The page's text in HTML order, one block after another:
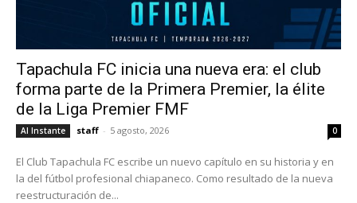
Tapachula FC inicia una nueva era: el club
forma parte de la Primera Premier, la élite
de la Liga Premier FMF
Al Instante staff - 5 agosto, 2026 0
El Club Tapachula FC escribe un nuevo capítulo en su historia y en
la del fútbol profesional chiapaneco. Como resultado de la nueva
reestructuración de...